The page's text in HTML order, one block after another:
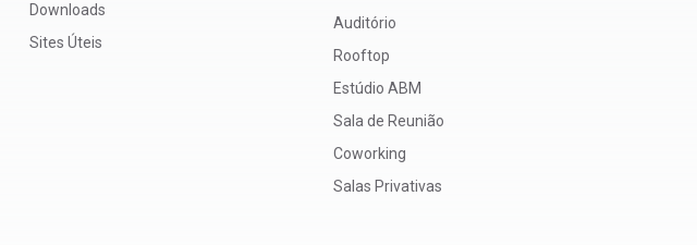
Downloads
Sites Úteis
Auditório
Rooftop
Estúdio ABM
Sala de Reunião
Coworking
Salas Privativas